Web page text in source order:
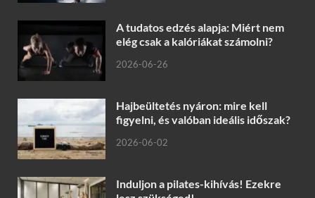
A tudatos edzés alapja: Miért nem
elég csak a kalóriákat számolni?
2026-06-26
Hajbeültetés nyáron: mire kell
figyelni, és valóban ideális időszak?
2026-06-02
Induljon a pilates-kihívás! Ezekre